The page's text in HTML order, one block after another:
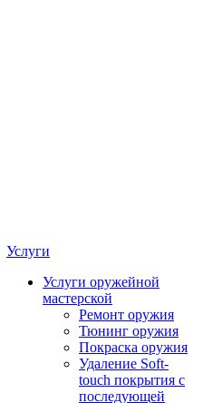
Услуги
Услуги оружейной
мастерской
Ремонт оружия
Тюнинг оружия
Покраска оружия
Удаление Soft-
touch покрытия с
последующей